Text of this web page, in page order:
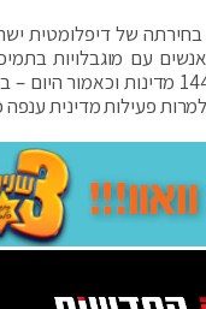
של דיפלומטית
ממדינות ערב), אימוץ החלטה לעידוד יזמות וחדשנות
פעילות מדינית ענפה